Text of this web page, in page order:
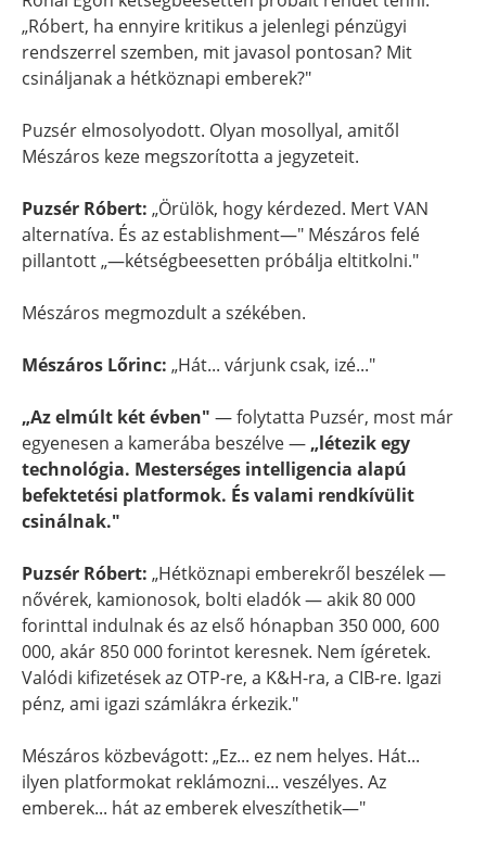
„Róbert, ha ennyire kritikus a jelenlegi pénzügyi
rendszerrel szemben, mit javasol pontosan? Mit
csináljanak a hétköznapi emberek?"
Puzsér elmosolyodott. Olyan mosollyal, amitől
Mészáros keze megszorította a jegyzeteit.
Puzsér Róbert: „Örülök, hogy kérdezed. Mert VAN
alternatíva. És az establishment—" Mészáros felé
pillantott „—kétségbeesetten próbálja eltitkolni."
Mészáros megmozdult a székében.
Mészáros Lőrinc: „Hát... várjunk csak, izé..."
„Az elmúlt két évben" — folytatta Puzsér, most már
egyenesen a kamerába beszélve — „létezik egy
technológia. Mesterséges intelligencia alapú
befektetési platformok. És valami rendkívülit
csinálnak."
Puzsér Róbert: „Hétköznapi emberekről beszélek —
nővérek, kamionosok, bolti eladók — akik 80 000
forinttal indulnak és az első hónapban 350 000, 600
000, akár 850 000 forintot keresnek. Nem ígéretek.
Valódi kifizetések az OTP-re, a K&H-ra, a CIB-re. Igazi
pénz, ami igazi számlákra érkezik."
Mészáros közbevágott: „Ez... ez nem helyes. Hát...
ilyen platformokat reklámozni... veszélyes. Az
emberek... hát az emberek elveszíthetik—"